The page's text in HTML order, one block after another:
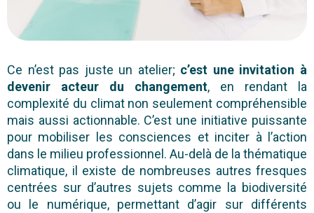
Ce n’est pas juste un atelier; c’est une invitation à
devenir acteur du changement, en rendant la
complexité du climat non seulement compréhensible
mais aussi actionnable. C’est une initiative puissante
pour mobiliser les consciences et inciter à l’action
dans le milieu professionnel. Au-delà de la thématique
climatique, il existe de nombreuses autres fresques
centrées sur d’autres sujets comme la biodiversité
ou le numérique, permettant d’agir sur différents